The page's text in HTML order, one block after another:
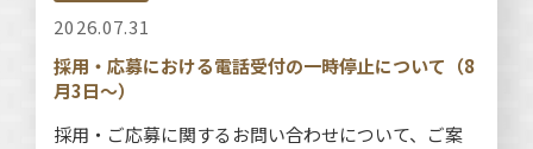
2026.07.31
採用・応募における電話受付の一時停止について（8
月3日～）
採用・ご応募に関するお問い合わせについて、ご案